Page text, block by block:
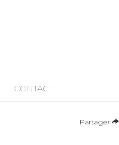
CONTACT
Partager